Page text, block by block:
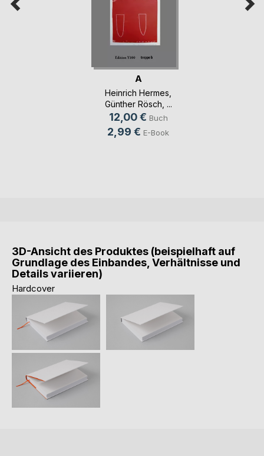
A
Heinrich Hermes
Günther Rösch , ...
12,00 € Buch
2,99 € E-Book
3D-Ansicht des Produktes (beispielhaft auf
Grundlage des Einbandes, Verhältnisse und
Details variieren)
Hardcover